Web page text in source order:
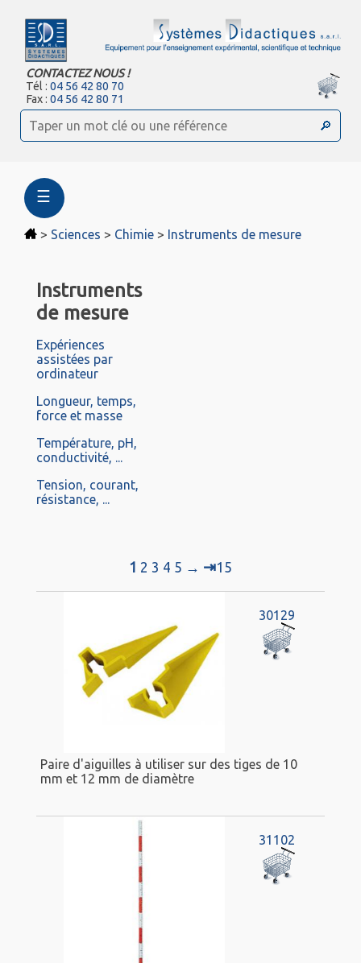
CONTACTEZ NOUS !
Tél :04 56 42 80 70
Fax :04 56 42 80 71
☰
> Sciences > Chimie > Instruments de mesure
Instruments
de mesure
Expériences
assistées par
ordinateur
Longueur, temps,
force et masse
Température, pH,
conductivité, ...
Tension, courant,
résistance, ...
1 2 3 4 5 → ⇥15
30129
Paire d'aiguilles à utiliser sur des tiges de 10
mm et 12 mm de diamètre
31102